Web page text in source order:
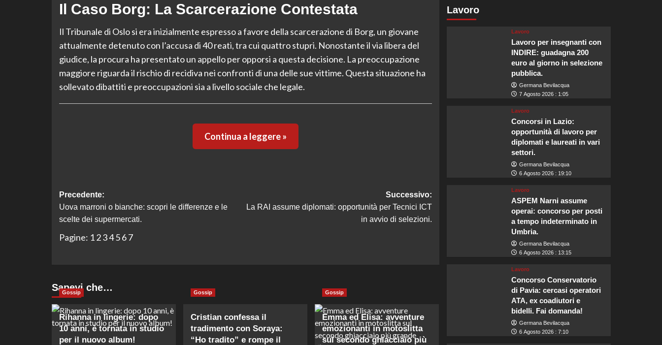
Il Caso Borg: La Scarcerazione Contestata
Il Tribunale di Oslo si era inizialmente espresso a favore della scarcerazione di Borg, un giovane
attualmente detenuto con l’accusa di 40 reati, tra cui quattro stupri. Nonostante il via libera del
giudice, la procura ha presentato un appello per opporsi a questa decisione. La preoccupazione
maggiore riguarda il rischio di recidiva nei confronti di una delle sue vittime. Questa situazione ha
sollevato dibattiti e preoccupazioni sia a livello sociale che legale.
Continua a leggere »
Navigazione
articolo
Precedente:
Uova marroni o bianche: scopri le differenze e le
scelte dei supermercati.
Successivo:
La RAI assume diplomati: opportunità per Tecnici ICT
in avvio di selezioni.
Pagine: 1 2 34 5 6 7
Sapevi che…
Gossip
Rihanna in lingerie: dopo
10 anni, è tornata in studio
per il nuovo album!
Gossip
Cristian confessa il
tradimento con Soraya:
“Ho tradito” e rompe il
Gossip
Emma ed Elisa: avventure
emozionanti in motoslitta
sul secondo ghiacciaio più
Lavoro
Lavoro
Lavoro per insegnanti con
INDIRE: guadagna 200
euro al giorno in selezione
pubblica.
Germana Bevilacqua
7 Agosto 2026 : 1:05
Lavoro
Concorsi in Lazio:
opportunità di lavoro per
diplomati e laureati in vari
settori.
Germana Bevilacqua
6 Agosto 2026 : 19:10
Lavoro
ASPEM Narni assume
operai: concorso per posti
a tempo indeterminato in
Umbria.
Germana Bevilacqua
6 Agosto 2026 : 13:15
Lavoro
Concorso Conservatorio
di Pavia: cercasi operatori
ATA, ex coadiutori e
bidelli. Fai domanda!
Germana Bevilacqua
6 Agosto 2026 : 7:10